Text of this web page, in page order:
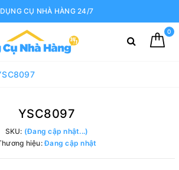
DỤNG CỤ NHÀ HÀNG 24/7
0
YSC8097
SKU: (Đang cập nhật...)
hiệu:Đang cập nhật